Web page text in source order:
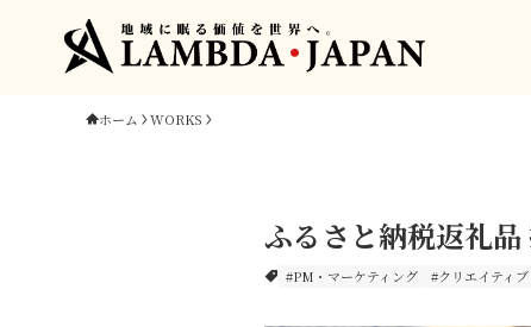
ホーム WORKS
ふるさと納税返礼
#PM・マーケティング #クリエイティブ